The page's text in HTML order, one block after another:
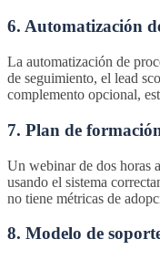
6. Automatización
La automatización de
de seguimiento, el lead
complemento opcional,
7. Plan de
Un webinar de dos horas
usando el sistema
no tiene métricas de
8. Modelo de